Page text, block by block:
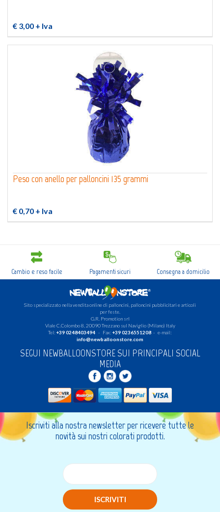
€ 3,00 + Iva
Peso con anello per palloncini 135 grammi
€ 0,70 + Iva
Cambio e reso facile Pagamenti sicuri Consegna a domicilio
Sito specializzato nella vendita online di palloncini, palloncini pubblicitari e articoli
per feste.
G.R. Promotion srl
Viale C.Colombo 8, 20090 Trezzano sul Naviglio (Milano) Italy
Tel:+39 0248403494- Fax:+39 0236551208- e-mail:
info@newballoonstore.com
SEGUI NEWBALLOONSTORE SUI PRINCIPALI SOCIAL
MEDIA
Iscriviti alla nostra newsletter per ricevere tutte le
novità sui nostri colorati prodotti.
ISCRIVITI